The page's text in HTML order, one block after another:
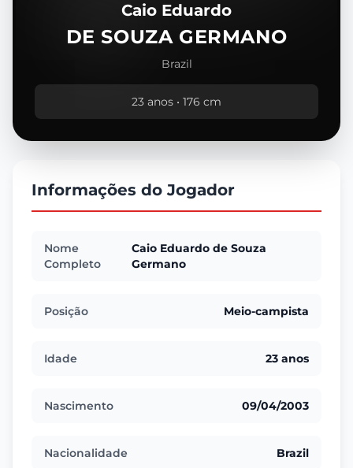
Caio Eduardo
DE SOUZA GERMANO
Brazil
23 anos • 176 cm
Informações do Jogador
Nome
Completo
Caio Eduardo de Souza
Germano
Posição Meio-campista
Idade 23 anos
Nascimento 09/04/2003
Nacionalidade Brazil